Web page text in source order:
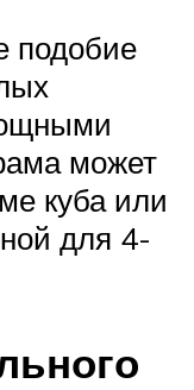
подобие
может
куба или
для 4-